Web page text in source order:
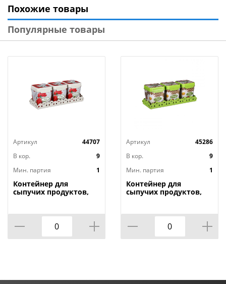
Похожие товары
Популярные товары
Артикул
44707
В кор.
9
Мин. партия
1
Контейнер для
сыпучих продуктов,
Артикул
45286
В кор.
9
Мин. партия
1
Контейнер для
сыпучих продуктов,
1/9